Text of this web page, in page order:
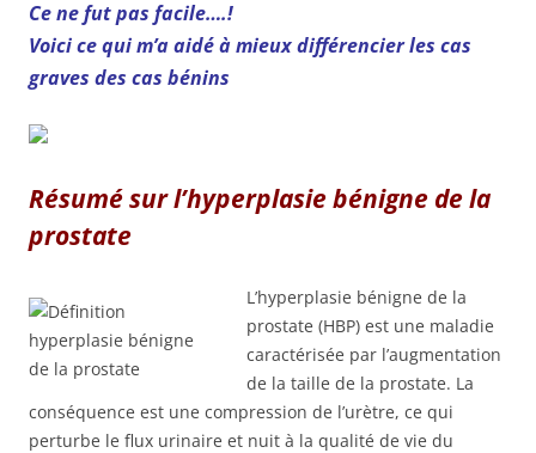
Ce ne fut pas facile….!
Voici ce qui m’a aidé à mieux différencier les cas
graves des cas bénins
Résumé sur l’hyperplasie bénigne de la
prostate
L’hyperplasie bénigne de la
prostate (HBP) est une maladie
caractérisée par l’augmentation
de la taille de la prostate. La
conséquence est une compression de l’urètre, ce qui
perturbe le flux urinaire et nuit à la qualité de vie du